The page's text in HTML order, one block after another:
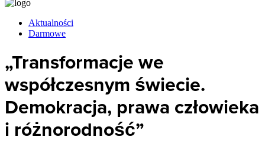
Aktualności
Darmowe
„Transformacje we
współczesnym świecie.
Demokracja, prawa człowieka
i różnorodność”